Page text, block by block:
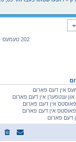
202 טעמעס
אין דעם פארום
ענטפערן אין דעם פארום
אין דעם פארום
פאוסטס אין דעם פארום
דעם פארום